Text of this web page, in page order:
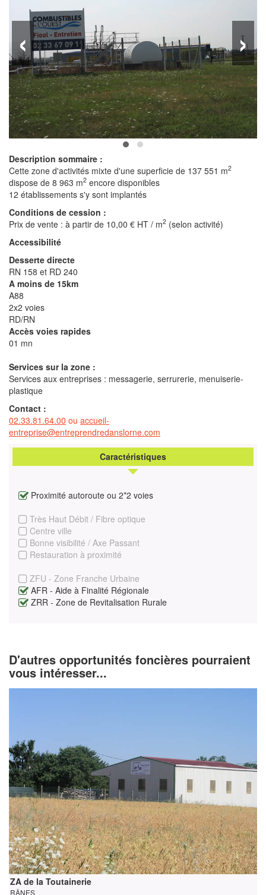
‹ ›
Description sommaire :
Cette zone d'activités mixte d'une superficie de 137 551 m2
dispose de 8 963 m2 encore disponibles
12 établissements s'y sont implantés
Conditions de cession :
Prix de vente : à partir de 10,00 € HT / m2 (selon activité)
Accessibilité
Desserte directe
RN 158 et RD 240
A moins de 15km
A88
2x2 voies
RD/RN
Accès voies rapides
01 mn
Services sur la zone :
Services aux entreprises : messagerie, serrurerie, menuiserie-
plastique
Contact :
02.33.81.64.00 ou accueil-
entreprise@entreprendredanslorne.com
Caractéristiques
Proximité autoroute ou 2*2 voies
Très Haut Débit / Fibre optique
Centre ville
Bonne visibilité / Axe Passant
Restauration à proximité
ZFU - Zone Franche Urbaine
AFR - Aide à Finalité Régionale
ZRR - Zone de Revitalisation Rurale
D'autres opportunités foncières pourraient
vous intéresser...
ZA de la Toutainerie
RÂNES